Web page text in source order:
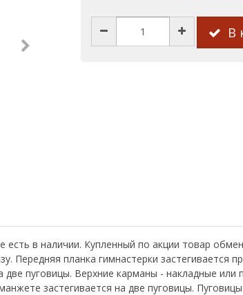
В
есть в наличии. Купленный по акции товар
Передняя планка гимнастерки застегивается
две пуговицы. Верхние карманы - накладные
застегивается на две пуговицы.